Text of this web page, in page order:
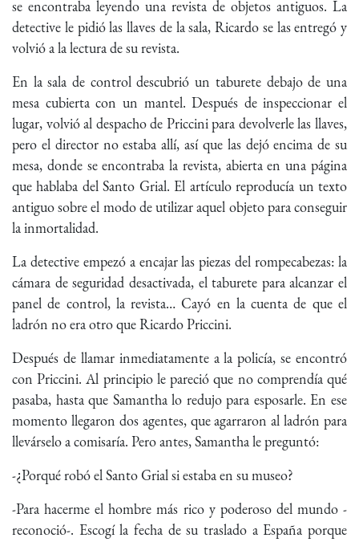
se encontraba leyendo una revista de objetos antiguos. La
detective le pidió las llaves de la sala, Ricardo se las entregó y
volvió a la lectura de su revista.
En la sala de control descubrió un taburete debajo de una
mesa cubierta con un mantel. Después de inspeccionar el
lugar, volvió al despacho de Priccini para devolverle las llaves,
pero el director no estaba allí, así que las dejó encima de su
mesa, donde se encontraba la revista, abierta en una página
que hablaba del Santo Grial. El artículo reproducía un texto
antiguo sobre el modo de utilizar aquel objeto para conseguir
la inmortalidad.
La detective empezó a encajar las piezas del rompecabezas: la
cámara de seguridad desactivada, el taburete para alcanzar el
panel de control, la revista… Cayó en la cuenta de que el
ladrón no era otro que Ricardo Priccini.
Después de llamar inmediatamente a la policía, se encontró
con Priccini. Al principio le pareció que no comprendía qué
pasaba, hasta que Samantha lo redujo para esposarle. En ese
momento llegaron dos agentes, que agarraron al ladrón para
llevárselo a comisaría. Pero antes, Samantha le preguntó:
-¿Porqué robó el Santo Grial si estaba en su museo?
-Para hacerme el hombre más rico y poderoso del mundo -
reconoció-. Escogí la fecha de su traslado a España porque